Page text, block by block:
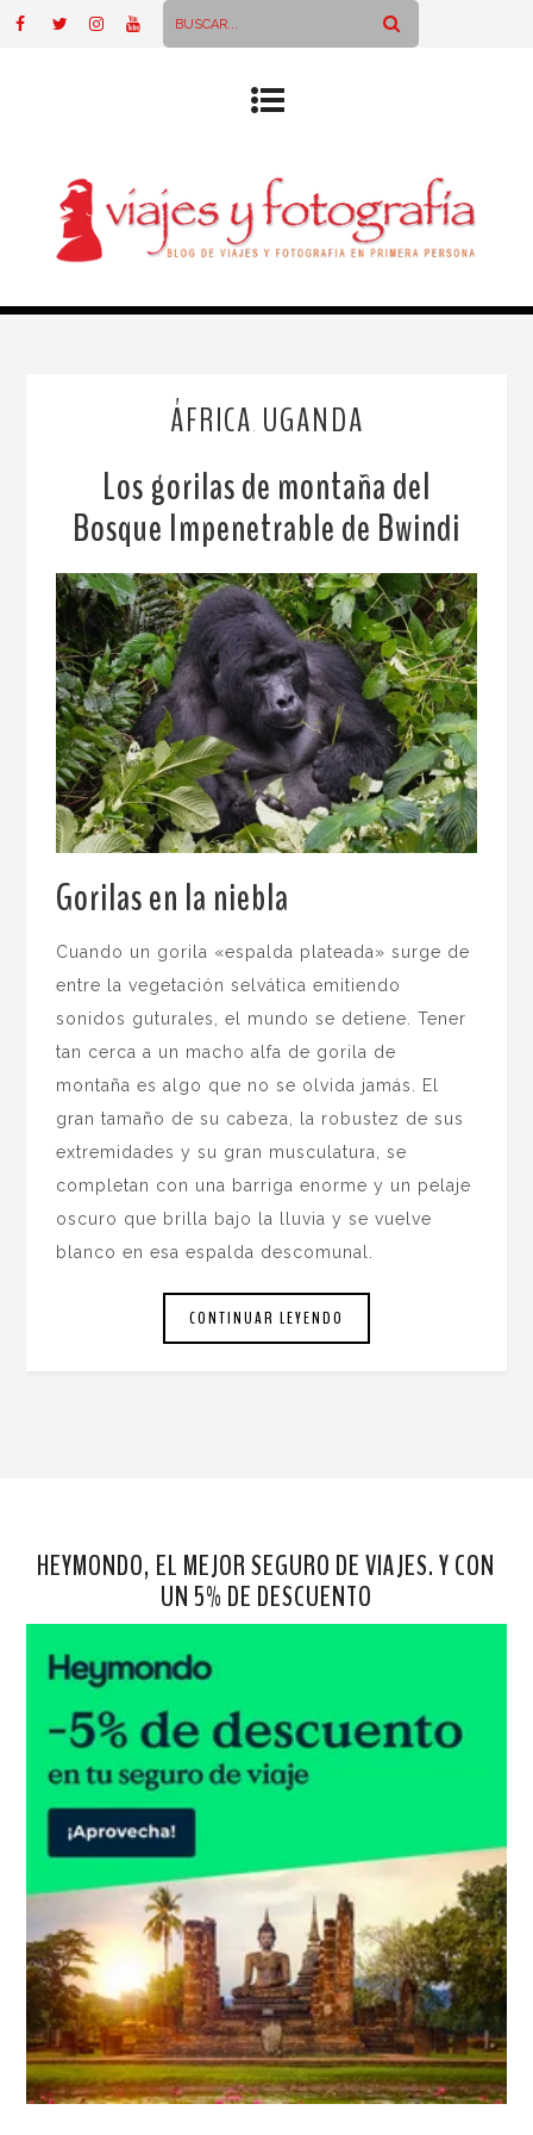
ÁFRICA UGANDA
Los gorilas de montaña del
Bosque Impenetrable de Bwindi
Gorilas en la niebla
Cuando un gorila «espalda plateada» surge de
entre la vegetación selvática emitiendo
sonidos guturales, el mundo se detiene. Tener
tan cerca a un macho alfa de gorila de
montaña es algo que no se olvida jamás. El
gran tamaño de su cabeza, la robustez de sus
extremidades y su gran musculatura, se
completan con una barriga enorme y un pelaje
oscuro que brilla bajo la lluvia y se vuelve
blanco en esa espalda descomunal.
CONTINUAR LEYENDO
HEYMONDO, EL MEJOR SEGURO DE VIAJES. Y CON
UN 5% DE DESCUENTO